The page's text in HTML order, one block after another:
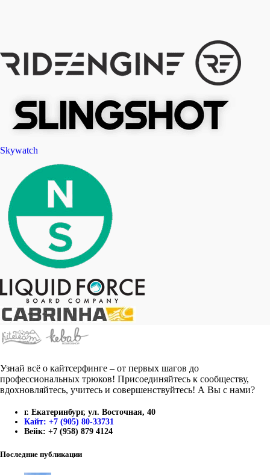
Skywatch
Узнай всё о кайтсерфинге – от первых шагов до
профессиональных трюков! Присоединяйтесь к сообществу,
вдохновляйтесь, учитесь и совершенствуйтесь! А Вы с нами?
г. Екатеринбург, ул. Восточная, 40
Кайт: +7 (905) 80-33731
Вейк: +7 (958) 879 4124
Последние публикации